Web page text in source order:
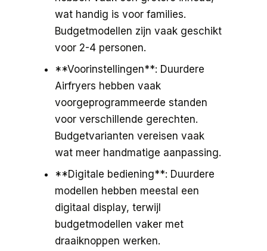
wat handig is voor families.
Budgetmodellen zijn vaak geschikt
voor 2-4 personen.
**Voorinstellingen**: Duurdere
Airfryers hebben vaak
voorgeprogrammeerde standen
voor verschillende gerechten.
Budgetvarianten vereisen vaak
wat meer handmatige aanpassing.
**Digitale bediening**: Duurdere
modellen hebben meestal een
digitaal display, terwijl
budgetmodellen vaker met
draaiknoppen werken.